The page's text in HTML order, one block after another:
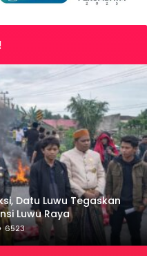
Datu Luwu Tegaskan
Luwu Raya
6523